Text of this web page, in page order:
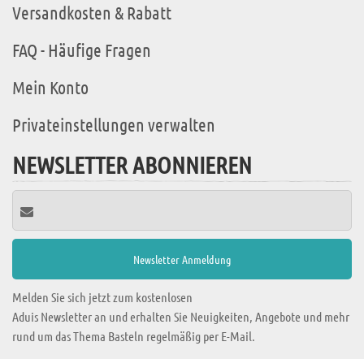
Versandkosten & Rabatt
FAQ - Häufige Fragen
Mein Konto
Privateinstellungen verwalten
NEWSLETTER ABONNIEREN
Melden Sie sich jetzt zum kostenlosen
Aduis Newsletter an und erhalten Sie Neuigkeiten, Angebote und mehr
rund um das Thema Basteln regelmäßig per E-Mail.